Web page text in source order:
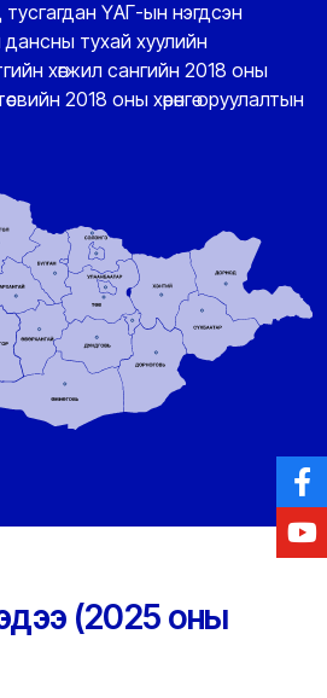
тусгагдан ҮАГ-ын нэгдсэн
тухай хуулийн
хөгжил сангийн 2018 оны
2018 оны хөрөнгө оруулалтын
(2025 оны